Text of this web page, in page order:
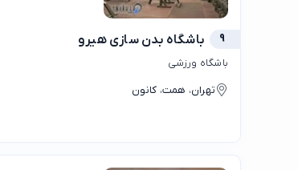
9 باشگاه بدن سازی هیرو
باشگاه ورزشی
تهران، همت، کانون